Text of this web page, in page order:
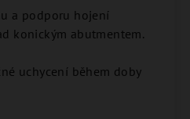
a podporu hojení
konickým abutmentem.
uchycení během doby